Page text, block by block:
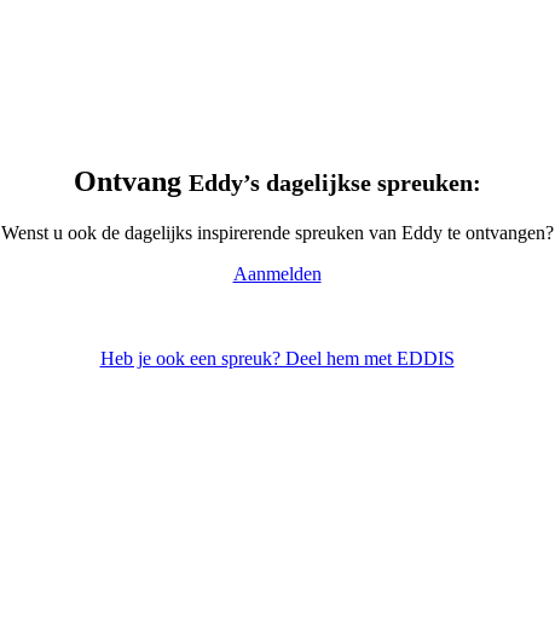
Ontvang Eddy’s dagelijkse spreuken:
Wenst u ook de dagelijks inspirerende spreuken van Eddy te ontvangen?
Aanmelden
Heb je ook een spreuk? Deel hem met EDDIS